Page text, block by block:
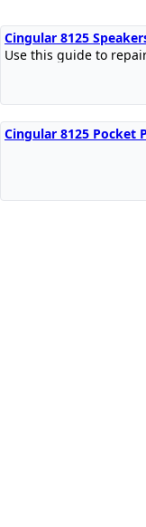
Cingular 8125
Use this guide to
Cingular 8125 Pocket